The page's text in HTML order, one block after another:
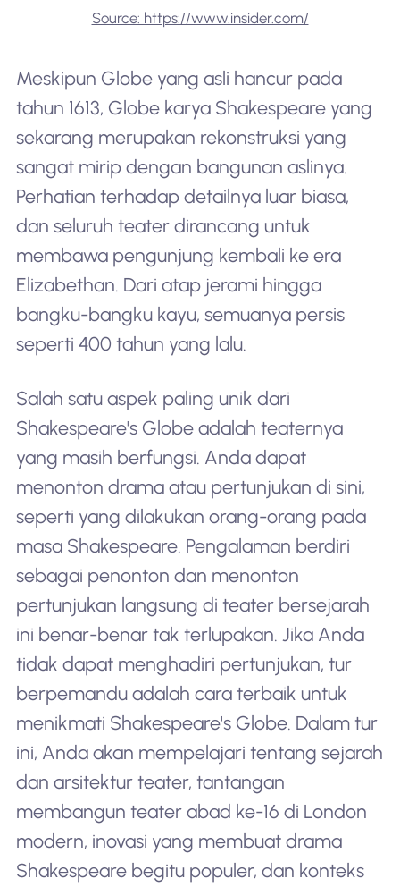
Source: https://www.insider.com/
Meskipun Globe yang asli hancur pada
tahun 1613, Globe karya Shakespeare yang
sekarang merupakan rekonstruksi yang
sangat mirip dengan bangunan aslinya.
Perhatian terhadap detailnya luar biasa,
dan seluruh teater dirancang untuk
membawa pengunjung kembali ke era
Elizabethan. Dari atap jerami hingga
bangku-bangku kayu, semuanya persis
seperti 400 tahun yang lalu.
Salah satu aspek paling unik dari
Shakespeare's Globe adalah teaternya
yang masih berfungsi. Anda dapat
menonton drama atau pertunjukan di sini,
seperti yang dilakukan orang-orang pada
masa Shakespeare. Pengalaman berdiri
sebagai penonton dan menonton
pertunjukan langsung di teater bersejarah
ini benar-benar tak terlupakan. Jika Anda
tidak dapat menghadiri pertunjukan, tur
berpemandu adalah cara terbaik untuk
menikmati Shakespeare's Globe. Dalam tur
ini, Anda akan mempelajari tentang sejarah
dan arsitektur teater, tantangan
membangun teater abad ke-16 di London
modern, inovasi yang membuat drama
Shakespeare begitu populer, dan konteks